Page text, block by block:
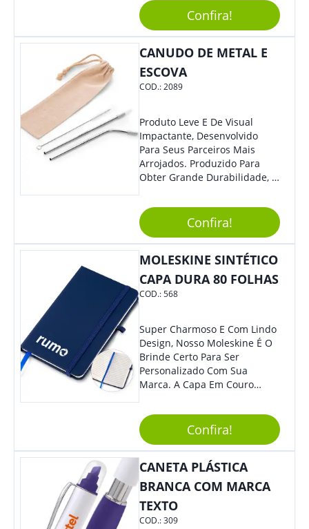
Tradicional, Sem Dúvidas É O
Brinde Certo Para Todos Os
Públicos. Personalize-O Com
Sua Marca. Seus Clientes E
Irão Adorar.
Confira!
CANUDO DE METAL E
ESCOVA
COD.:2089
Produto Leve E De Visual
Impactante, Desenvolvido
Para Seus Parceiros Mais
Arrojados. Produzido Para
Obter Grande Durabilidade, É
Sua Marca De Forma Estilosa,
Agregando Valor Para Sua
Empresa Em Eventos.
Confira!
MOLESKINE SINTÉTICO
CAPA DURA 80 FOLHAS
COD.:568
Super Charmoso E Com Lindo
Design, Nosso Moleskine É O
Brinde Certo Para Ser
Personalizado Com Sua
Marca. A Capa Em Couro
Elástico Permite Maior
Segurança Ao Carregá-Lo.
Ofereça A Seus Clientes E
Colaboradores, Sem Dúvidas
Eles Irão Adorar.
Confira!
CANETA PLÁSTICA
BRANCA COM MARCA
TEXTO
COD.:309